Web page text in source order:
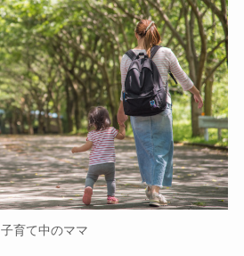
子育て中のママ